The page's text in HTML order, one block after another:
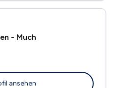
- Much
ansehen